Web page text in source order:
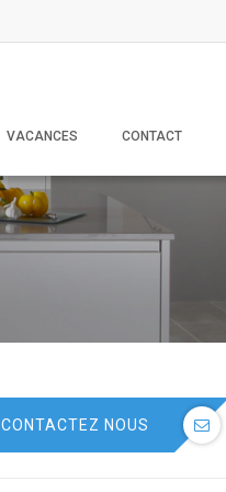
VACANCES CONTACT
CONTACTEZ NOUS